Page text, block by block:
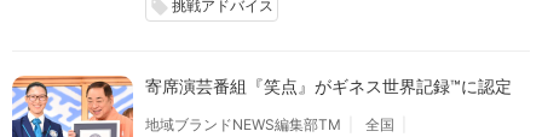
local_offer 挑戦アドバイス
寄席演芸番組『笑点』がギネス世界記録™に認定
地域ブランドNEWS編集部TM
全国